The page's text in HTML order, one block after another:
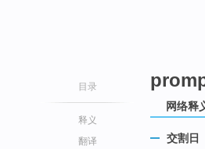
目录
释义
翻译
网络释
交割日